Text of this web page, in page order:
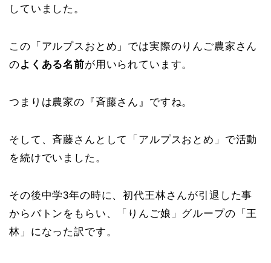
していました。
この「アルプスおとめ」では実際のりんご農家さん
のよくある名前が用いられています。
つまりは農家の『斉藤さん』ですね。
そして、斉藤さんとして「アルプスおとめ」で活動
を続けでいました。
その後中学3年の時に、初代王林さんが引退した事
からバトンをもらい、「りんご娘」グループの「王
林」になった訳です。